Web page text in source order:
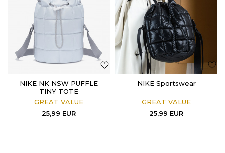
NIKE NK NSW PUFFLE
TINY TOTE
GREAT VALUE
25,99 EUR
NIKE Sportswear
GREAT VALUE
25,99 EUR